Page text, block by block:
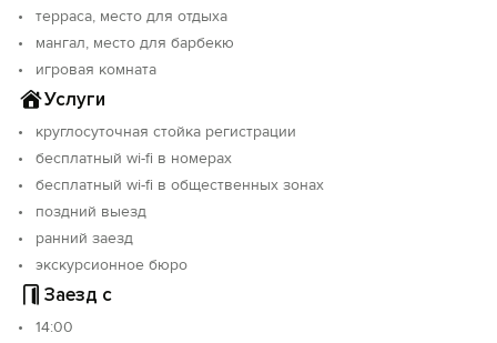
терраса, место для отдыха
мангал, место для барбекю
игровая комната
Услуги
круглосуточная стойка регистрации
бесплатный wi-fi в номерах
бесплатный wi-fi в общественных зонах
поздний выезд
ранний заезд
экскурсионное бюро
Заезд с
14:00